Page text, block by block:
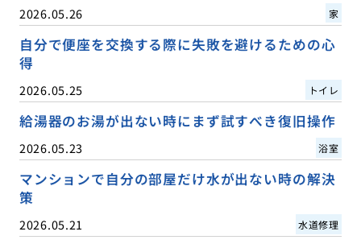
2026.05.26 家
自分で便座を交換する際に失敗を避けるための心
得
2026.05.25 トイレ
給湯器のお湯が出ない時にまず試すべき復旧操作
2026.05.23 浴室
マンションで自分の部屋だけ水が出ない時の解決
策
2026.05.21 水道修理